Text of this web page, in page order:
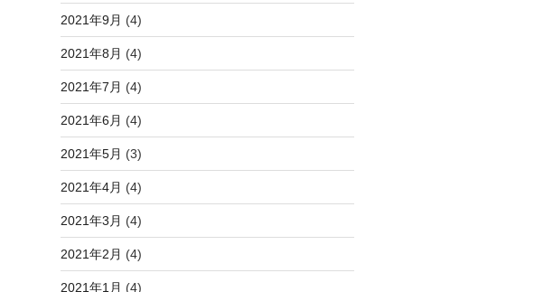
2021年9月 (4)
2021年8月 (4)
2021年7月 (4)
2021年6月 (4)
2021年5月 (3)
2021年4月 (4)
2021年3月 (4)
2021年2月 (4)
2021年1月 (4)